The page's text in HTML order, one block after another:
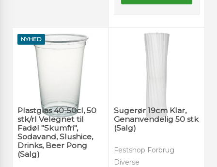
NYHED
Plastglas 40-50cl, 50
stk/rl Velegnet til
Fadøl "Skumfri",
Sodavand, Slushice,
Drinks, Beer Pong
(Salg)
Sugerør 19cm Klar,
Genanvendelig 50 stk
(Salg)
Festshop Forbrug
Diverse